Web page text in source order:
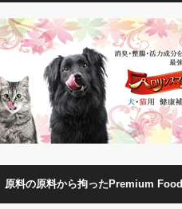
原料の原料から拘ったPremium Food